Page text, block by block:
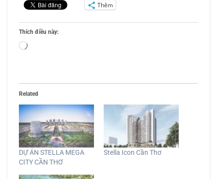
Thêm
Thích điều này:
Đang
Related
DỰ ÁN STELLA MEGA
CITY CẦN THƠ
Stella Icon Cần Thơ